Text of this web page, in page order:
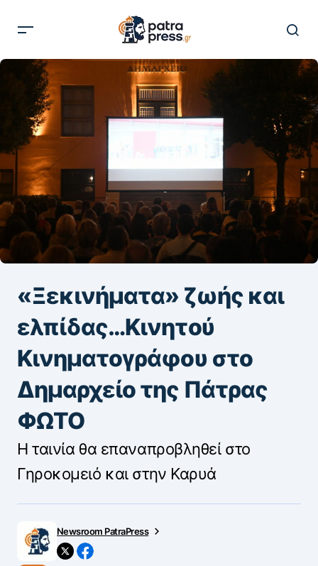
«Ξεκινήματα» ζωής και
ελπίδας…Κινητού
Κινηματογράφου στο
Δημαρχείο της Πάτρας
ΦΩΤΟ
Η ταινία θα επαναπροβληθεί στο
Γηροκομειό και στην Καρυά
Newsroom PatraPress